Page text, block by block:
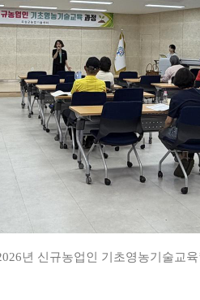
년 신규농업인 기초영농기술교